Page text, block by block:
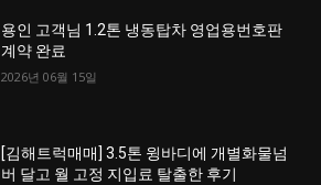
용인 고객님 1.2톤 냉동탑차 영업용번호판
계약 완료
2026년 06월 15일
[김해트럭매매] 3.5톤 윙바디에 개별화물넘
버 달고 월 고정 지입료 탈출한 후기